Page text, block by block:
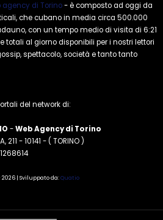
agency di Torino- è composto ad oggi da
che cubano in media circa 500.000
con un tempo medio di visita di 6:21
totali al giorno disponibili per i nostri lettori
spettacolo, società e tanto tanto
del network di:
-Web Agency di Torino
211 - 10141 - ( TORINO )
- 2026 | Sviluppato da:Quatio